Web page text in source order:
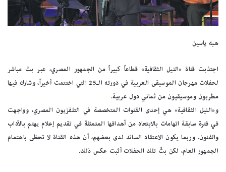
هبه ياسين
اجتذبت قناة «النيل الثقافية» قطاعاً كبيراً من الجمهور المصري، عبر بث مباشر
لحفلات مهرجان الموسيقى العربية في دورته الـ25 التي اختتمت أخيراً، وشارك فيها
مطربون وموسيقيون من ثماني دول عربية.
و«النيل الثقافية» هي إحدى القنوات المتخصصة في التلفزيون المصري، وواجهت
في فترة سابقة اتهامات بالابتعاد من أهدافها المتمثلة في تقديم إعلام يهتم بالآداب
والفنون. وربما يكون الاعتقاد السائد لدى بعضهم، أن هذه القناة لا تحظى باهتمام
الجمهور العام، لكن بثّ تلك الحفلات أثبت عكس ذلك.